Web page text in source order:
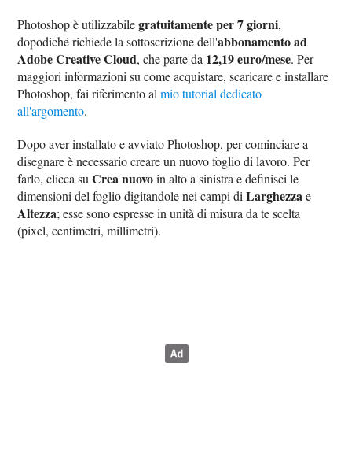
Photoshop è utilizzabilegratuitamente per 7 giorni,
dopodiché richiede la sottoscrizione dell'abbonamento ad
Adobe Creative Cloud, che parte da 12,19 euro/mese. Per
maggiori informazioni su come acquistare, scaricare e installare
Photoshop, fai riferimento almio tutorial dedicato
all'argomento.
Dopo aver installato e avviato Photoshop, per cominciare a
disegnare è necessario creare un nuovo foglio di lavoro. Per
farlo, clicca suCrea nuovoin alto a sinistra e definisci le
dimensioni del foglio digitandole nei campi diLarghezzae
Altezza; esse sono espresse in unità di misura da te scelta
(pixel, centimetri, millimetri).